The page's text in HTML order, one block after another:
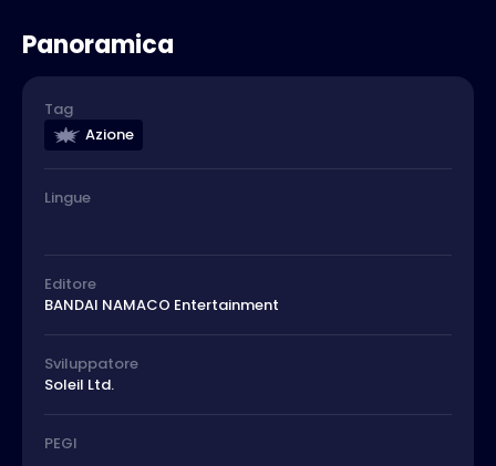
Panoramica
Tag
Azione
Lingue
Editore
BANDAI NAMACO Entertainment
Sviluppatore
Soleil Ltd.
PEGI